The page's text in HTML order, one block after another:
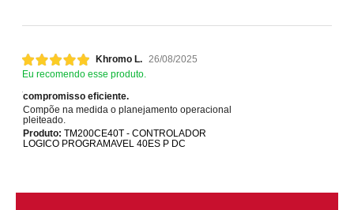
Khromo L. 26/08/2025
Eu recomendo esse produto.
compromisso eficiente.
Compõe na medida o planejamento operacional
pleiteado.
Produto: TM200CE40T - CONTROLADOR
LOGICO PROGRAMAVEL 40ES P DC